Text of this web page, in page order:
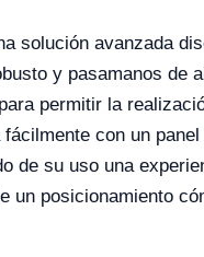
solución avanzada
y pasamanos de
permitir la
con un
de su uso una
un posicionamiento